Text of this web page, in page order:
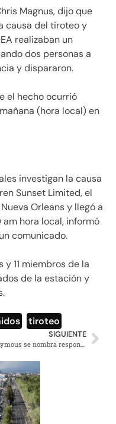
Magnus, dijo que
causa del tiroteo y
realizaban un
dos personas a
y dispararon.
el hecho ocurrió
(hora local) en
investigan la causa
Sunset Limited, el
Orleans y llegó a
hora local, informó
comunicado.
y 11 miembros de la
de la estación y
tiroteo
SIGUIENTE